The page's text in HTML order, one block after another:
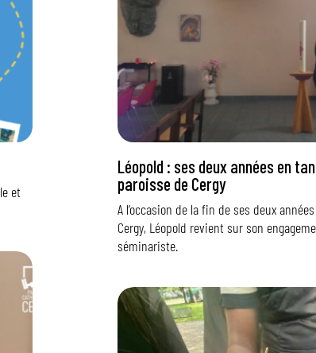
et
Léopold : ses deux années en
paroisse de Cergy
A l’occasion de la fin de ses deux
Cergy, Léopold revient sur son
séminariste.